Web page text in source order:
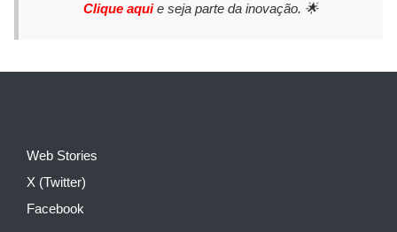
Clique aquie seja parte da inovação. 🌟
Web Stories
X (Twitter)
Facebook